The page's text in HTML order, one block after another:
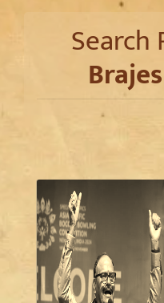
Search